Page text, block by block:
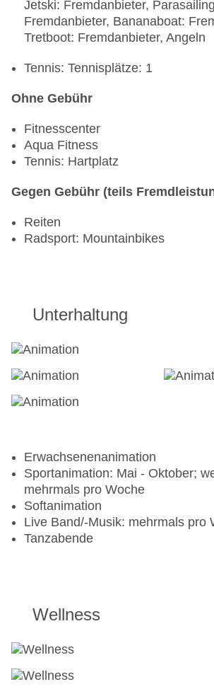
Jetski: Fremdanbieter,
Fremdanbieter, Bananaboat:
Tretboot: Fremdanbieter, Angeln
Tennis: Tennisplätze: 1
Ohne Gebühr
Fitnesscenter
Aqua Fitness
Tennis: Hartplatz
Gegen Gebühr (teils
Reiten
Radsport: Mountainbikes
Unterhaltung
Erwachsenenanimation
Sportanimation: Mai - Oktober;
mehrmals pro Woche
Softanimation
Live Band/-Musik: mehrmals pro
Tanzabende
Wellness